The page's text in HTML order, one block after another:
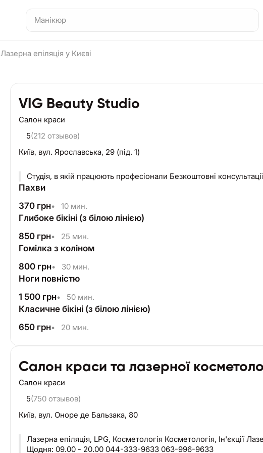
Лазерна епіляція у Києві
VIG Beauty Studio
Салон краси
5(212 отзывов)
Київ, вул. Ярославська, 29 (під. 1)
Студія, в якій працюють професіонали Безкоштовні
Пахви
370 грн• 10 мин.
Глибоке бікіні (з білою лінією)
850 грн• 25 мин.
Гомілка з коліном
800 грн• 30 мин.
Ноги повністю
1 500 грн• 50 мин.
Класичне бікіні (з білою лінією)
650 грн• 20 мин.
Салон краси та лазерної
Салон краси
5(750 отзывов)
Київ, вул. Оноре де Бальзака, 80
Лазерна епіляція, LPG, Косметологія Косметологія, Ін'єкції
Щодня: 09.00 - 20.00 044-333-9633 063-996-9633